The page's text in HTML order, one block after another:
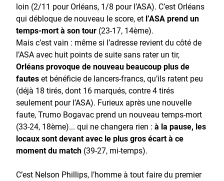
loin (2/11 pour Orléans, 1/8 pour l’ASA). C’est Orléans
qui débloque de nouveau le score, et l’ASA prend un
temps-mort à son tour (23-17, 14ème).
Mais c’est vain : même si l’adresse revient du côté de
l’ASA avec huit points de suite sans rater un tir,
Orléans provoque de nouveau beaucoup plus de
fauteset bénéficie de lancers-francs, qu’ils ratent peu
(déjà 18 tirés, dont 16 marqués, contre 4 tirés
seulement pour l’ASA). Furieux après une nouvelle
faute, Trumo Bogavac prend un nouveau temps-mort
(33-24, 18ème)... qui ne changera rien : à la pause, les
locaux sont devant avec le plus gros écart à ce
moment du match (39-27, mi-temps).
C’est Nelson Phillips, l’homme à tout faire du premier